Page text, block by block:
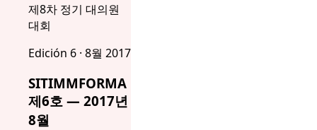
제8차 정기 대의원
대회
Edición 6 · 8월 2017
SITIMMFORMA
제6호 — 2017년
8월